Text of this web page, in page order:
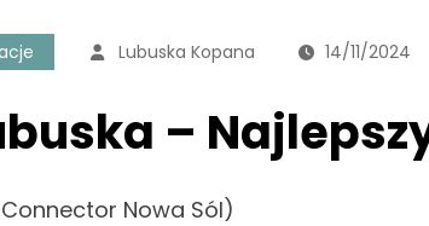
Lubuska Kopana 14/11/2024
–
Nowa Sól)